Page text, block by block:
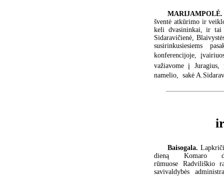
šventė atkūrimo ir
keli dvasininkai, ir tai
Sidaravičienė,
susirinkusiesiems
konferencijoje,
važiavome į
namelio,  sakė
Baisogala.
dieną Komaro
rūmuose Radviliškio
savivaldybės